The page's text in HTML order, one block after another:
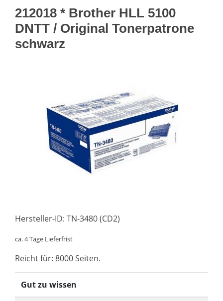
212018 * Brother HLL 5100
DNTT / Original Tonerpatrone
schwarz
Hersteller-ID: TN-3480 (CD2)
ca. 4 Tage Lieferfrist
Reicht für: 8000 Seiten.
Gut zu wissen